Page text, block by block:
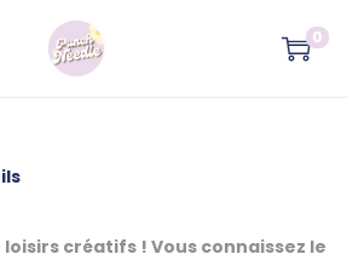
P
P
0
créatifs ! Vous connaissez le